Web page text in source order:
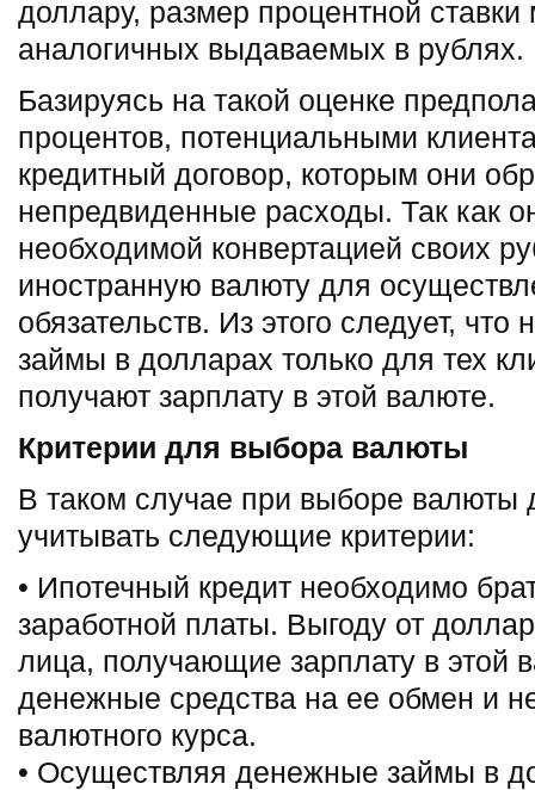
доллару, размер процентной
аналогичных выдаваемых в рублях.
Базируясь на такой оценке
процентов, потенциальными
кредитный договор, которым они
непредвиденные расходы. Так как
необходимой конвертацией своих
иностранную валюту для
обязательств. Из этого следует,
займы в долларах только для тех
получают зарплату в этой валюте.
Критерии для выбора валюты
В таком случае при выборе валюты
учитывать следующие критерии:
• Ипотечный кредит необходимо
заработной платы. Выгоду от
лица, получающие зарплату в этой
денежные средства на ее обмен и
валютного курса.
• Осуществляя денежные займы в